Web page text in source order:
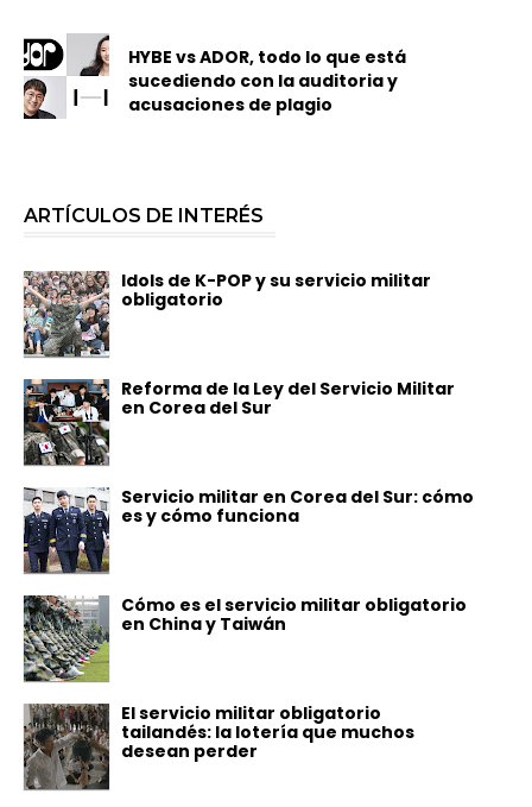
HYBE vs ADOR, todo lo que está
sucediendo con la auditoria y
acusaciones de plagio
ARTÍCULOS DE INTERÉS
Idols de K-POP y su servicio militar
obligatorio
Reforma de la Ley del Servicio Militar
en Corea del Sur
Servicio militar en Corea del Sur: cómo
es y cómo funciona
Cómo es el servicio militar obligatorio
en China y Taiwán
El servicio militar obligatorio
tailandés: la lotería que muchos
desean perder